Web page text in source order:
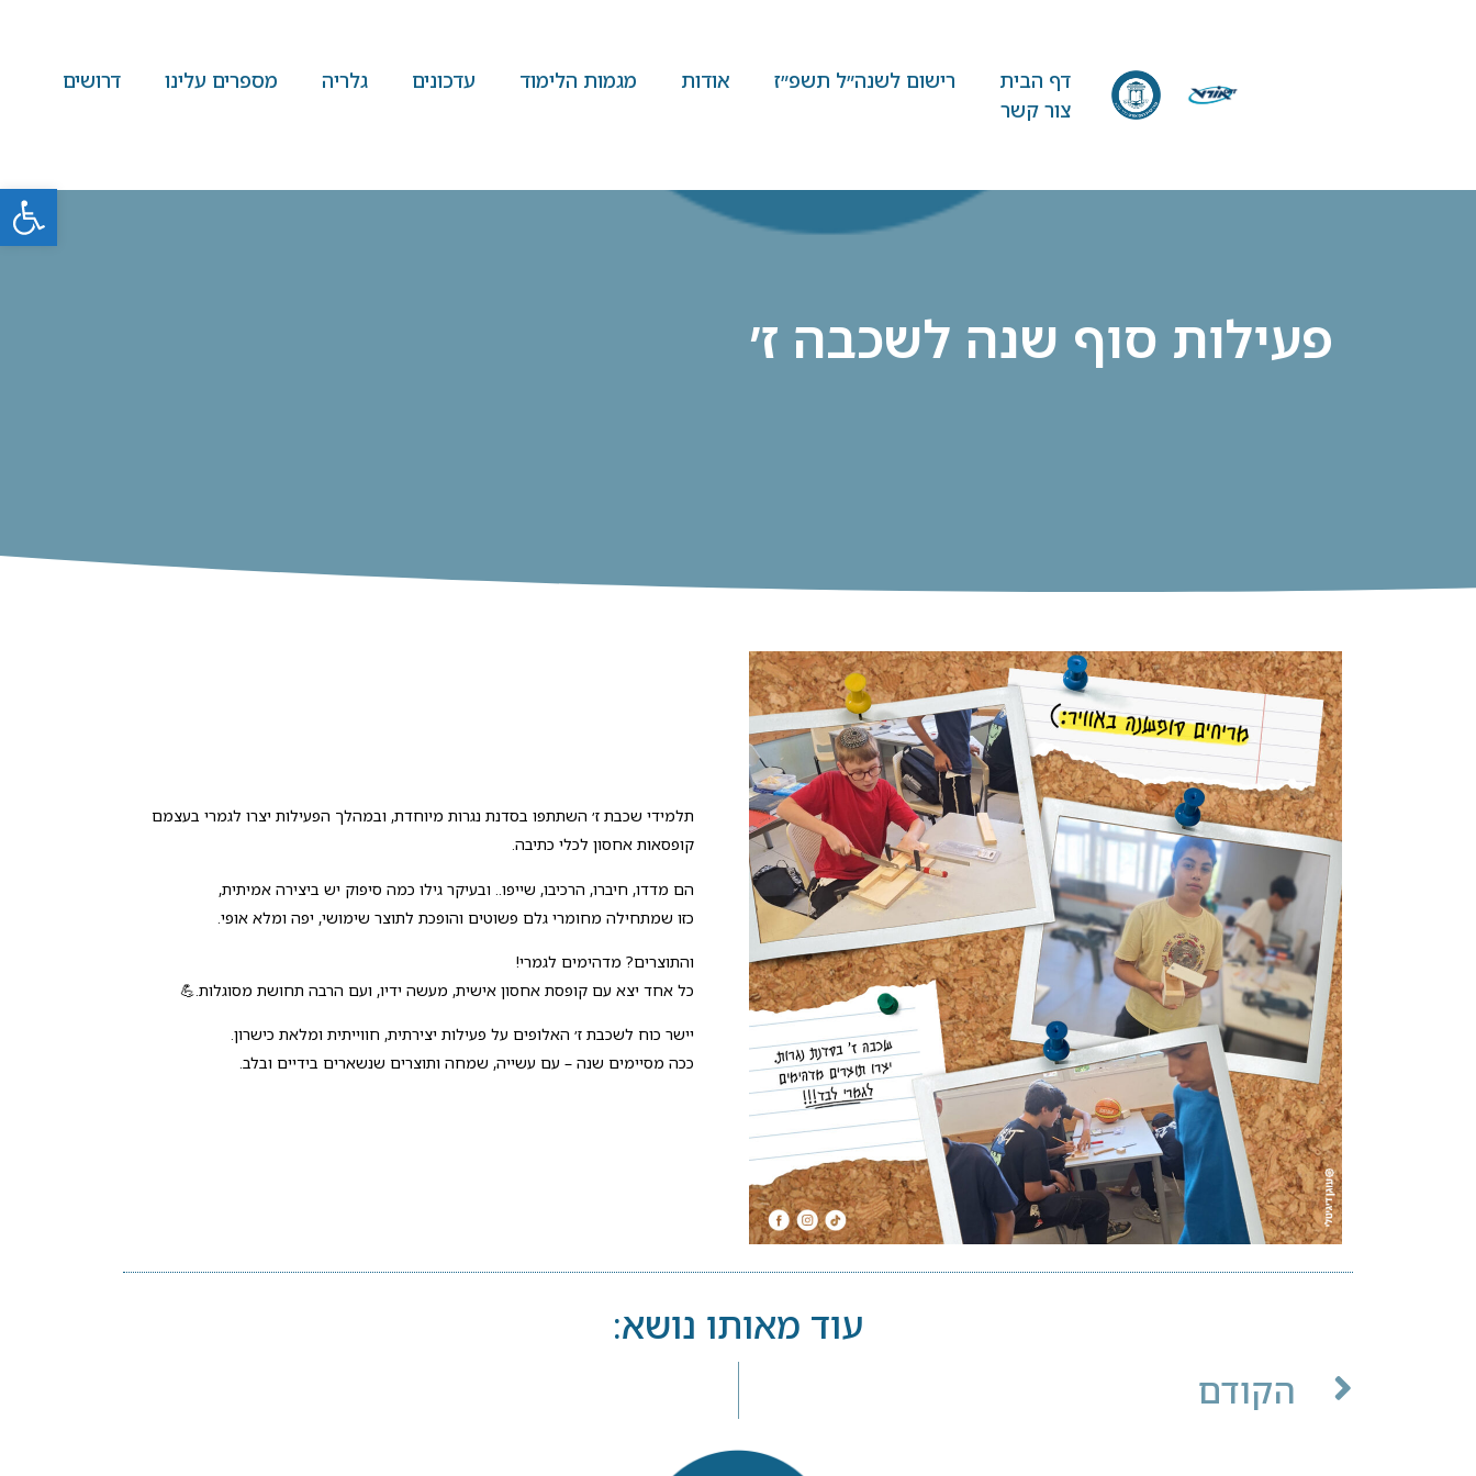
פתח
דף הבית רישום לשנה״ל תשפ״ז אודות מגמות הלימוד עדכונים גלריה מספרים עלינו
דרושים
צור קשר
פעילות סוף שנה לשכבה ז׳
תלמידי שכבת ז׳ השתתפו בסדנת נגרות מיוחדת, ובמהלך הפעילות יצרו לגמרי בעצמם
קופסאות אחסון לכלי כתיבה.
הם מדדו, חיברו, הרכיבו, שייפו.. ובעיקר גילו כמה סיפוק יש ביצירה אמיתית,
כזו שמתחילה מחומרי גלם פשוטים והופכת לתוצר שימושי, יפה ומלא אופי.
והתוצרים? מדהימים לגמרי!
כל אחד יצא עם קופסת אחסון אישית, מעשה ידיו, ועם הרבה תחושת מסוגלות.💪
יישר כוח לשכבת ז׳ האלופים על פעילות יצירתית, חווייתית ומלאת כישרון.
ככה מסיימים שנה – עם עשייה, שמחה ותוצרים שנשארים בידיים ובלב.
עוד מאותו נושא:
הקודם